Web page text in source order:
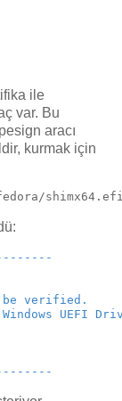
ile
var. Bu
aracı
kurmak için
be verified.
UEFI